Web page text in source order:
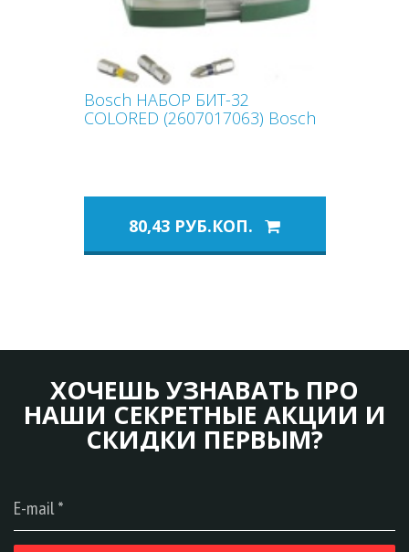
Bosch НАБОР БИТ-32
COLORED (2607017063) Bosch
80,43 РУБ.КОП.
ХОЧЕШЬ УЗНАВАТЬ ПРО
НАШИ СЕКРЕТНЫЕ АКЦИИ И
СКИДКИ ПЕРВЫМ?